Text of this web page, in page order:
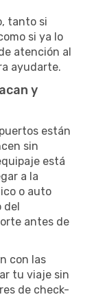
tanto si
si ya lo
atención al
ayudarte.
y
están
sin
está
a la
o auto
del
antes de
con las
tu viaje sin
de check-